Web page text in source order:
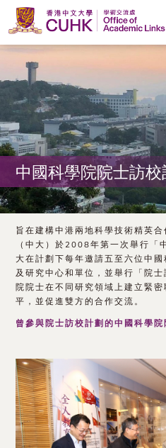
香
港
中
文
大
學
學
術
交
流
處
（內
地
及
地
區）
中國科學院院士訪
旨在建構中港兩地科學技術精英
（中大）於2008年第一次舉行「
大在計劃下每年邀請五至六位中
及研究中心和單位，並舉行「院
院院士在不同研究領域上建立緊
平，並促進雙方的合作交流。
曾參與院士訪校計劃的中國科學院